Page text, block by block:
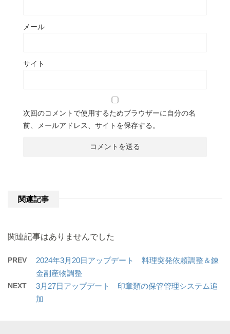
メール
サイト
次回のコメントで使用するためブラウザーに自分の名
前、メールアドレス、サイトを保存する。
関連記事
関連記事はありませんでした
PREV
2024年3月20日アップデート 料理突発依頼調整＆錬
金副産物調整
NEXT
3月27日アップデート 印章類の保管管理システム追
加